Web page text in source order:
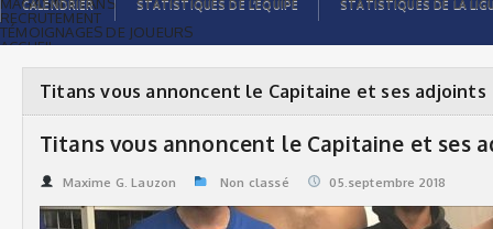
RECRUTEMENT
TÉMOIGNAGES DE JOUEURS
ACCUEIL
GALERIE PHOTOS
STATISTIQUES
ORGANISATION
CALENDRIER
COMMANDITAIRES
STATISTIQUES DE LA LIGUE
CALENDRIER STATISTIQUES DE L’ÉQUIPE STATISTIQUES DE LA
Titans vous annoncent le Capitaine et ses adjoints
Titans vous annoncent le Capitaine et ses
Maxime G. Lauzon Non classé 05.septembre 2018